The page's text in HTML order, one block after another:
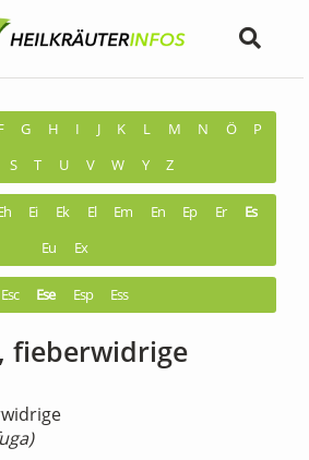
G H I J K L M N Ö
P
S T U V W Y Z
Ei Ek El Em En Ep Er
Es
Eu
Ex
Esc Ese Esp Ess
fieberwidrige